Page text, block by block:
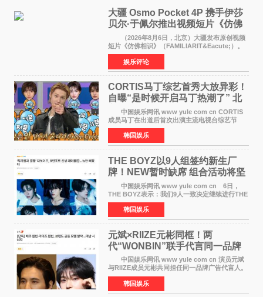
大疆 Osmo Pocket 4P 携手伊莎
贝尔·于佩尔推出视频短片《仿佛
相识》
（2026年8月6日，北京）大疆发布原创视频
短片《仿佛相识》（FAMILIARIT&Eacute;）。
视频短片由戛纳国际电影节最佳女演员伊莎贝尔·
于佩尔（Isabelle Huppert）主演，全程使用大
疆首款双主摄口
娱乐评论
CORTIS马丁综艺首秀大放异彩！
自曝“是时候开启马丁热潮了” 北
美巡演火热进行中
中国娱乐网讯 www yule com cn CORTIS
成员马丁在出道后首次出演主流电视台综艺节
目，展现了多才多艺的魅力。 马丁出演了5日
播出的MBC《Radio Star》Fashion与Passion
之间，I&lsquo;m
韩国娱乐
THE BOYZ以9人组签约新生厂
牌！NEW暂时缺席 组合活动将坚
定不移继续
中国娱乐网讯 www yule com cn 6日，
THE BOYZ表示：我们9人一致决定继续进行THE
BOYZ组合活动，并且已经完成了组合团体活动
签约。目前正在新生厂牌下进行活动准备。尚未
离开THE BOYZ原所
韩国娱乐
元斌×RIIZE元彬同框！两
代“WONBIN”联手代言同一品牌
颜值天花板合体
中国娱乐网讯 www yule com cn 演员元斌
与RIIZE成员元彬共同担任同一品牌广告代言人。
6日据独家报道，继演员元斌之后，RIIZE元彬最
近也被选为某在线中介平台A公司的共同广告代言
人，两人将作
韩国娱乐